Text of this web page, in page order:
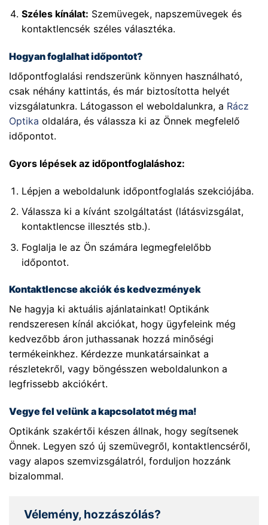
Széles kínálat: Szemüvegek, napszemüvegek és
kontaktlencsék széles választéka.
Hogyan foglalhat időpontot?
Időpontfoglalási rendszerünk könnyen használható,
csak néhány kattintás, és már biztosította helyét
vizsgálatunkra. Látogasson el weboldalunkra, a Rácz
Optika oldalára, és válassza ki az Önnek megfelelő
időpontot.
Gyors lépések az időpontfoglaláshoz:
Lépjen a weboldalunk időpontfoglalás szekciójába.
Válassza ki a kívánt szolgáltatást (látásvizsgálat,
kontaktlencse illesztés stb.).
Foglalja le az Ön számára legmegfelelőbb
időpontot.
Kontaktlencse akciók és kedvezmények
Ne hagyja ki aktuális ajánlatainkat! Optikánk
rendszeresen kínál akciókat, hogy ügyfeleink még
kedvezőbb áron juthassanak hozzá minőségi
termékeinkhez. Kérdezze munkatársainkat a
részletekről, vagy böngésszen weboldalunkon a
legfrissebb akciókért.
Vegye fel velünk a kapcsolatot még ma!
Optikánk szakértői készen állnak, hogy segítsenek
Önnek. Legyen szó új szemüvegről, kontaktlencséről,
vagy alapos szemvizsgálatról, forduljon hozzánk
bizalommal.
Vélemény, hozzászólás?